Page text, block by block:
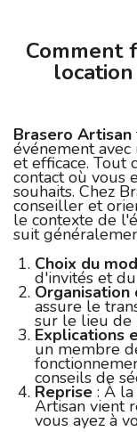
Comment
Brasero Artisan
événement
et efficace. Tout
contact où vous
souhaits. Chez
conseiller et
le contexte de
suit
Choix du
d'invités et
assure le
sur le lieu de
Explications
un membre
conseils de
Reprise : À
Artisan vient
vous ayez à